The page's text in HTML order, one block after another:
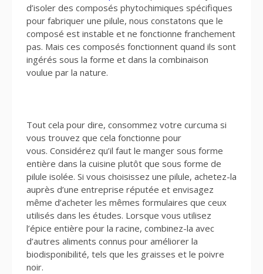
d’isoler des composés phytochimiques spécifiques
pour fabriquer une pilule, nous constatons que le
composé est instable et ne fonctionne franchement
pas. Mais ces composés fonctionnent quand ils sont
ingérés sous la forme et dans la combinaison
voulue par la nature.
Tout cela pour dire, consommez votre curcuma si
vous trouvez que cela fonctionne pour
vous. Considérez qu’il faut le manger sous forme
entière dans la cuisine plutôt que sous forme de
pilule isolée. Si vous choisissez une pilule, achetez-la
auprès d’une entreprise réputée et envisagez
même d’acheter les mêmes formulaires que ceux
utilisés dans les études. Lorsque vous utilisez
l’épice entière pour la racine, combinez-la avec
d’autres aliments connus pour améliorer la
biodisponibilité, tels que les graisses et le poivre
noir.